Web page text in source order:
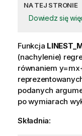
NA TEJ STRONIE
Dowiedz się
Funkcja
(nachylenie)
równaniem
podanych
po wymiarach
Składnia: